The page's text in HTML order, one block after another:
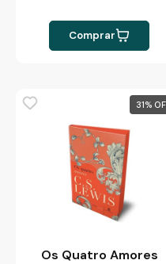
Comprar
31%
Os Quatro Amores